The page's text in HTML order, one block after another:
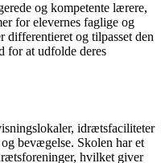
og kompetente lærere,
for elevernes faglige og
og tilpasset den
for at udfolde deres
idrætsfaciliteter
bevægelse. Skolen har et
hvilket giver